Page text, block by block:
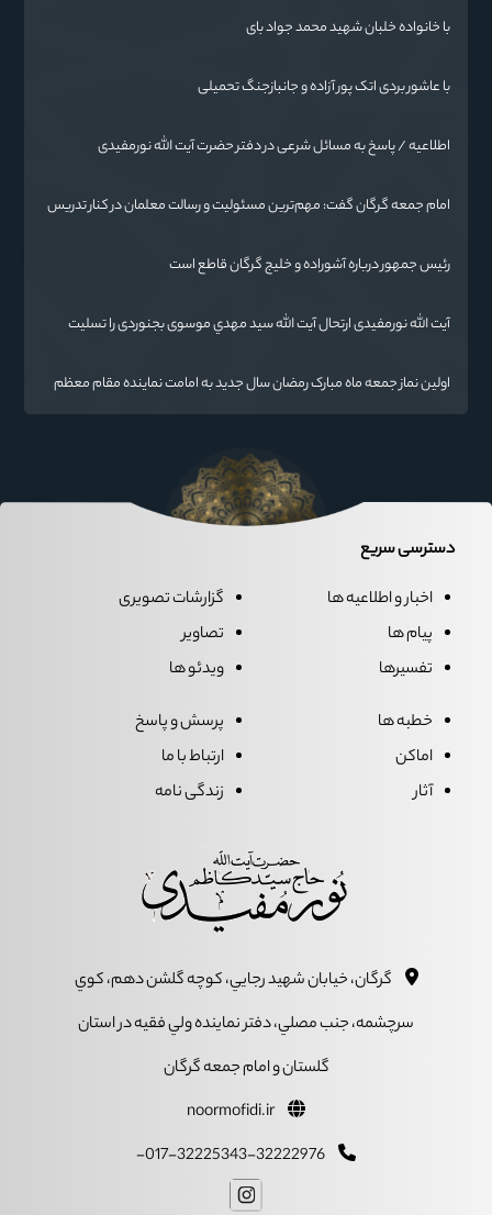
با خانواده خلبان شهید محمد جواد بای
با عاشور بردی اتک پور آزاده و جانبازجنگ تحمیلی
اطلاعیه / پاسخ به مسائل شرعی در دفتر حضرت آیت الله نورمفیدی
امام جمعه گرگان گفت: مهم‌ترین مسئولیت و رسالت معلمان در کنار تدریس
ایران اسلامی است.
رئیس جمهور درباره آشوراده و خلیج گرگان قاطع است
آیت الله نورمفیدی ارتحال آیت الله سيد مهدي موسوی بجنوردی را تسلیت
اولین نماز جمعه ماه مبارک رمضان سال جدید به امامت نماینده مقام معظم
دسترسی سریع
اخبار و اطلاعیه ها
پیام ها
تفسیرها
گزارشات تصویری
تصاویر
ویدئو ها
خطبه ها
اماکن
آثار
پرسش و پاسخ
ارتباط با ما
زندگی نامه
گرگان، خيابان شهيد رجايي، کوچه گلشن دهم، کوي
سرچشمه، جنب مصلي، دفتر نماينده ولي فقيه در استان
گلستان و امام جمعه گرگان